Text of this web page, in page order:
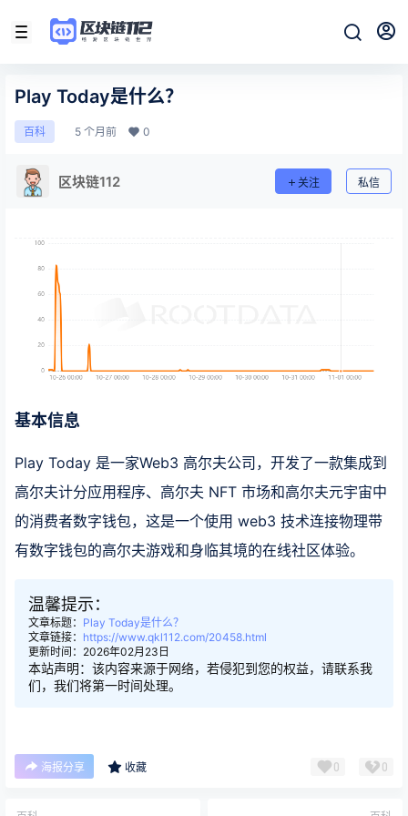
Play Today是什么？
百科 5 个月前 0
区块链112 关注 私信
基本信息
Play Today 是一家Web3 高尔夫公司，开发了一款集成到
高尔夫计分应用程序、高尔夫 NFT 市场和高尔夫元宇宙中
的消费者数字钱包，这是一个使用 web3 技术连接物理带
有数字钱包的高尔夫游戏和身临其境的在线社区体验。
温馨提示：
文章标题： Play Today是什么？
文章链接： https://www.qkl112.com/20458.html
更新时间：2026年02月23日
本站声明：该内容来源于网络，若侵犯到您的权益，请联系我
们，我们将第一时间处理。
海报分享 收藏 0 0